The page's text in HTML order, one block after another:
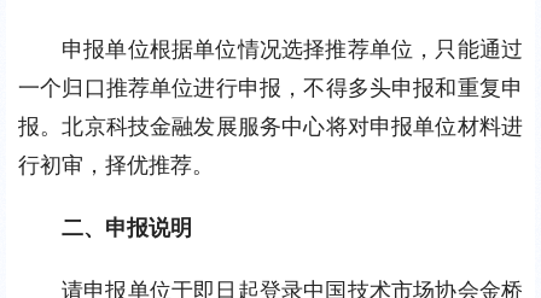
申报单位根据单位情况选择推荐单位，只能通过
一个归口推荐单位进行申报，不得多头申报和重复申
报。北京科技金融发展服务中心将对申报单位材料进
行初审，择优推荐。
二、申报说明
请申报单位于即日起登录中国技术市场协会金桥